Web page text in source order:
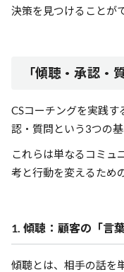
決策を見つけることが
「傾聴・承認・
CSコーチングを実践
認・質問という3つの基
これらは単なるコミュ
考と行動を変えるため
1. 傾聴：顧客の「言
傾聴とは、相手の話を